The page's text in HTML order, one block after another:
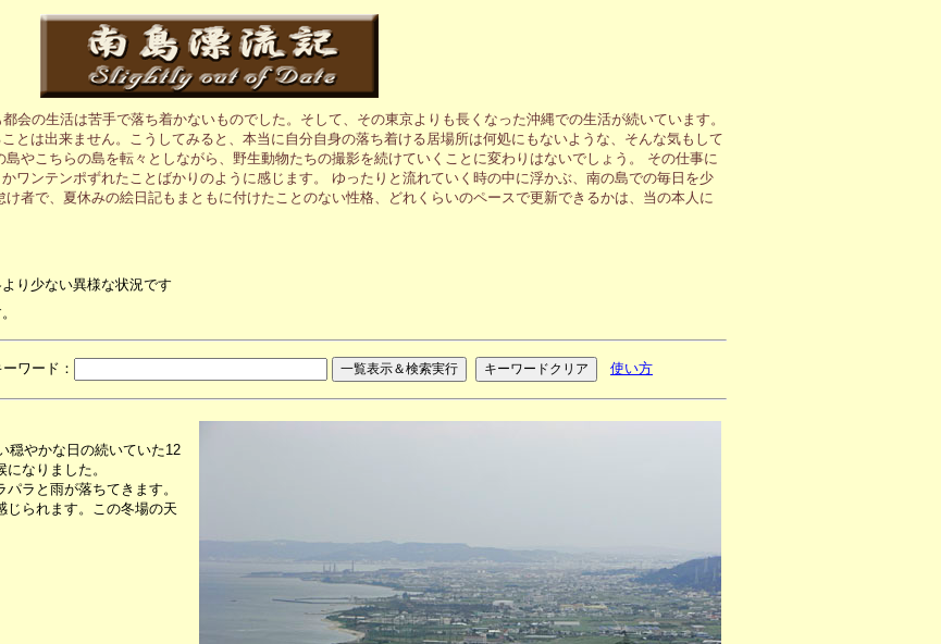
会の生活は苦手で落ち着かないものでした。そして、その東京よりも長くなった沖縄での生活が続いています。
とは出来ません。こうしてみると、本当に自分自身の落ち着ける居場所は何処にもないような、そんな気もして
やこちらの島を転々としながら、野生動物たちの撮影を続けていくことに変わりはないでしょう。 その仕事に
ワンテンポずれたことばかりのように感じます。 ゆったりと流れていく時の中に浮かぶ、南の島での毎日を少
者で、夏休みの絵日記もまともに付けたことのない性格、どれくらいのペースで更新できるかは、当の本人に
り少ない異様な状況です
ワード： 使い方
穏やかな日の続いていた12
なりました。
ラと雨が落ちてきます。
じられます。この冬場の天